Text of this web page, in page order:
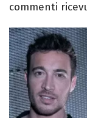
commenti